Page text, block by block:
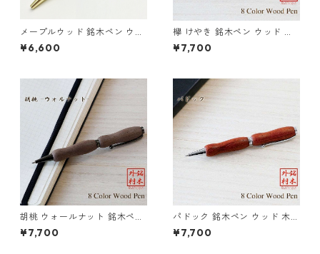
メープルウッド 銘木ペン ウッ
ド 木のボールペン クロスタイ
プ TWD1703
¥6,600
欅 けやき 銘木ペン ウッド 木
のボールペン クロスタイプ T
WD1601
¥7,700
胡桃 ウォールナット 銘木ペン
ウッド 木のボールペン クロス
タイプ TWD1601
¥7,700
パドック 銘木ペン ウッド 木の
ボールペン クロスタイプ TW
D1601
¥7,700